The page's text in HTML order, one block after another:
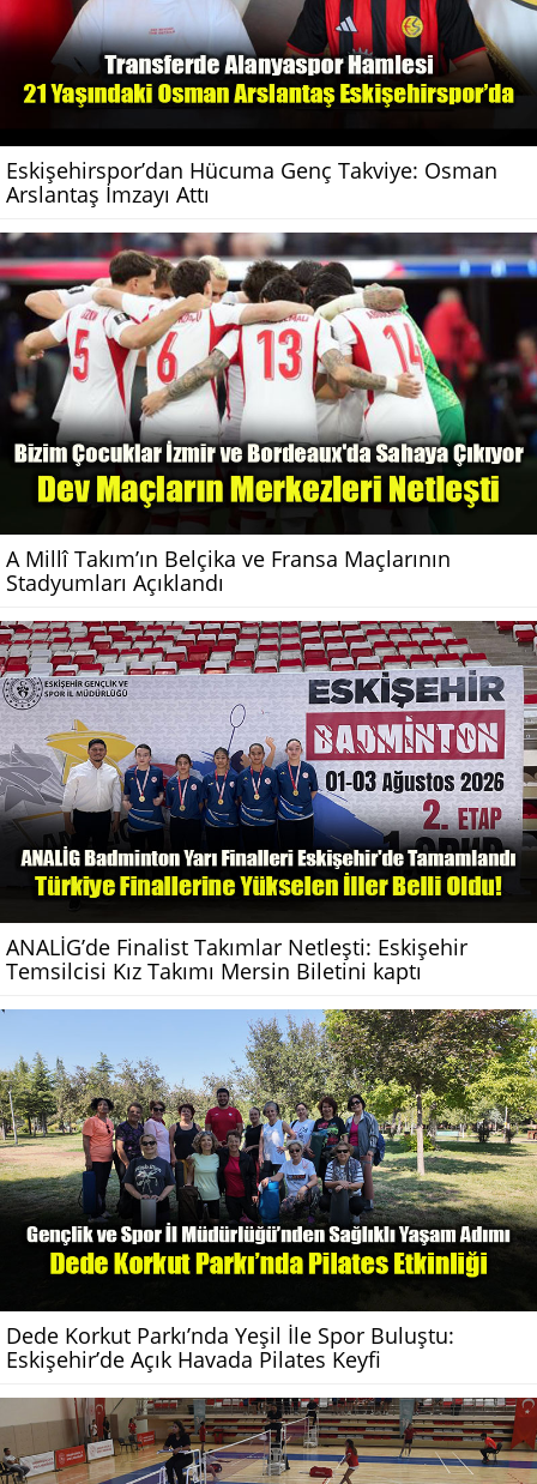
Eskişehirspor’dan Hücuma Genç Takviye: Osman
Arslantaş İmzayı Attı
A Millî Takım’ın Belçika ve Fransa Maçlarının
Stadyumları Açıklandı
ANALİG’de Finalist Takımlar Netleşti: Eskişehir
Temsilcisi Kız Takımı Mersin Biletini kaptı
Dede Korkut Parkı’nda Yeşil İle Spor Buluştu:
Eskişehir’de Açık Havada Pilates Keyfi